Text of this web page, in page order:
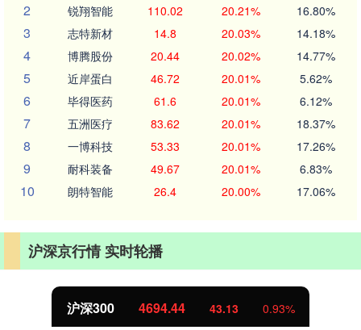
2 锐翔智能 110.02 20.21% 16.80%
3 志特新材 14.8 20.03% 14.18%
4 博腾股份 20.44 20.02% 14.77%
5 近岸蛋白 46.72 20.01% 5.62%
6 毕得医药 61.6 20.01% 6.12%
7 五洲医疗 83.62 20.01% 18.37%
8 一博科技 53.33 20.01% 17.26%
9 耐科装备 49.67 20.01% 6.83%
10 朗特智能 26.4 20.00% 17.06%
沪深京行情 实时轮播
北证50 1134.24 11.37 1.01%